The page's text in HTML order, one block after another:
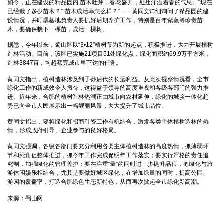
如今，正在建设的精品园内,苗木吐芽，春花盛开，处处洋溢着春的气息。“现在
已经栽了多少苗木？”“苗木成活率怎么样？”……黄同文详细询问了精品园的建
设情况，并叮嘱基地负责人要抓好后期养护工作，特别是百年紫薇等珍贵苗
木，要确保栽下一棵苗，成活一棵树。
据悉，今年以来，蜀山区以“3•12”植树节为新的起点，积极推进，大力开展植树
造林活动。目前，该区已实施21项目51处绿化点，绿化面积约69.9万平方米，
造林3847亩，均超额完成市里下达的任务。
黄同文指出，植树造林涉及到子孙后代的长远利益。从此次视察情况看，全市
绿化工作的新成效令人振奋，这得益于领导的高度重视和各级各部门的强力推
进。近年来，合肥的植树造林热潮正由城市向农村延伸，绿化的城乡一体化趋
势已向全市人民展示出一幅靓丽风景，大大提升了城市品位。
黄同文指出，要将绿化和招商引资工作有机结合，激发各类主体植树造林的热
情，形成政府引导、企业参与的良好格局。
黄同文强调，各级各部门要充分利用各类主体植树造林的高度热情，抓薄弱环
节和死角促整体推进，抓今年工作完成促明年工作落实；要实行严格的责任追
究制，加强绿化的管理养护；要在注重“量”的同时进一步提升品位，把绿化与旅
游休闲娱乐相结合，尤其是要做好城区绿化，在增加绿量的同时，提高公园、
游园的覆盖率，打造合肥绿色生态新特色，从而再次掀起全市绿化新高潮。
来源：蜀山网